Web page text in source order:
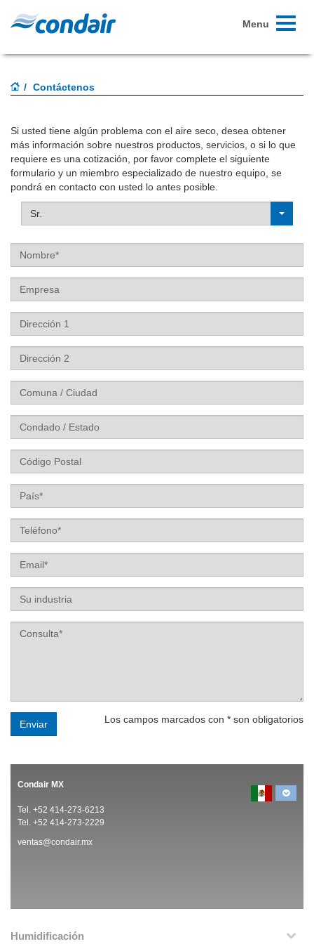
Toggle
Menu
Contáctenos
Si usted tiene algún problema con el aire seco, desea obtener
más información sobre nuestros productos, servicios, o si lo que
requiere es una cotización, por favor complete el siguiente
formulario y un miembro especializado de nuestro equipo, se
pondrá en contacto con usted lo antes posible.
Sr.
Nombre
Empresa
Dirección
Dirección
Comuna
Ciudad
Condado
Estado
Código
País
Teléfono
Email
Su
Los campos marcados con * son obligatorios
Enviar
Condair MX
Tel. +52 414-273-6213
Tel. +52 414-273-2229
ventas@condair.mx
Humidificación